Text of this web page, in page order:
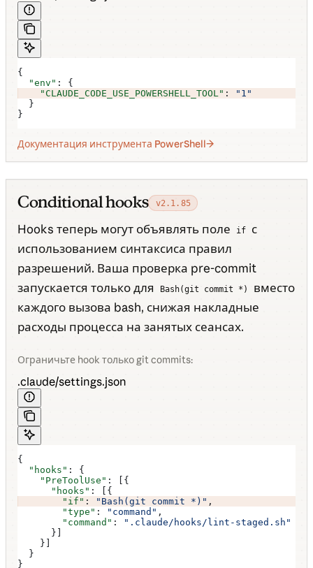
{
  "env"
: {
    "CLAUDE_CODE_USE_POWERSHELL_TOOL"
:
"1"
  }
}
Документация инструмента PowerShell
Conditional hooks v2.1.85
Hooks теперь могут объявлять поле if
с
использованием синтаксиса правил
разрешений. Ваша проверка pre-commit
запускается только для
Bash(git commit *)
вместо
каждого вызова bash, снижая накладные
расходы процесса на занятых сеансах.
Ограничьте hook только git commits:
.claude/settings.json
{
  "hooks"
: {
    "PreToolUse"
: [{
      "hooks"
: [{
        "if"
: "Bash(git commit *)" ,
        "type"
: "command" ,
        "command"
:
".claude/hooks/lint-staged.sh"
      }]
    }]
  }
}